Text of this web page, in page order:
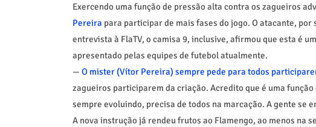
Exercendo uma função de pressão alta contra os zagueiros
Pereira para participar de mais fases do jogo. O atacante, por
entrevista à FlaTV, o camisa 9, inclusive, afirmou que esta é
apresentado pelas equipes de futebol atualmente.
— O mister (Vítor Pereira) sempre pede para todos
zagueiros participarem da criação. Acredito que é uma
sempre evoluindo, precisa de todos na marcação. A gente se
A nova instrução já rendeu frutos ao Flamengo, ao menos na